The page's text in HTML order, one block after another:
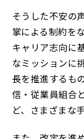
そうした不安の
掌による制約を
キャリア志向に
なミッションに
長を推進するも
信・従業員組合
ど、さまざまな